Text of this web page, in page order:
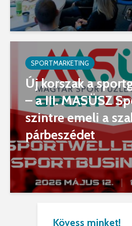
SPORTMARKETING
Új korszak a
– a III. MASÜSZ
szintre emeli a
párbeszédet
Kövess minket!